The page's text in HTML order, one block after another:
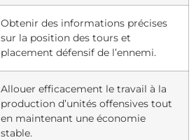
Obtenir des informations précises
sur la position des tours et
placement défensif de l’ennemi.
Allouer efficacement le travail à la
production d’unités offensives tout
en maintenant une économie
stable.